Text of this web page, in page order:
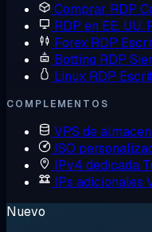
Comprar RDP
RDP en EE. UU.
Forex RDP
Botting RDP
Linux RDP
COMPLEMENTOS
VPS de
ISO
IPv4 dedicada
IPs adicionales
Nuevo